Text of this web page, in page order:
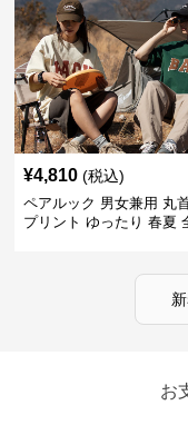
¥4,810 (税込)
ペアルック 男女兼用 丸
プリント ゆったり 春夏
お